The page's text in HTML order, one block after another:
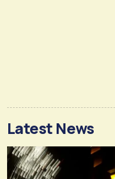
Latest News